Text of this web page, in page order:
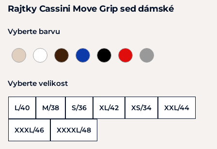
Rajtky Cassini Move Grip sed dámské
Vyberte barvu
Vyberte velikost
L/40 M/38 S/36 XL/42 XS/34 XXL/44
XXXL/46 XXXXL/48